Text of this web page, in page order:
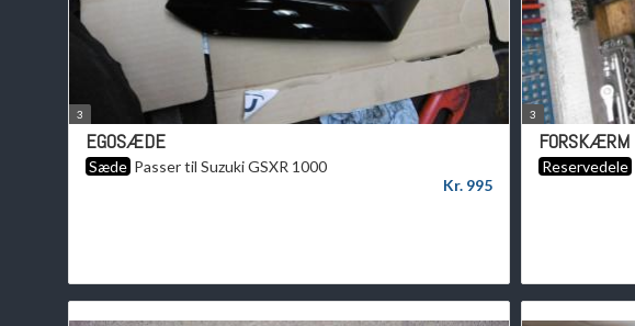
3
EGOSÆDE
Sæde Passer til Suzuki GSXR 1000
Kr. 995
3
FORSKÆRM
Reservedele